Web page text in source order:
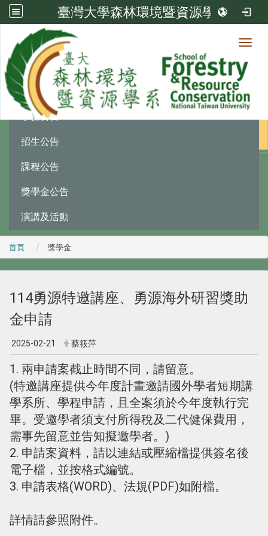
臺灣大學森林環境暨資源學系
最新消息
系務公告
招生公告
課程公告
獎學金公告
演講及活動
首頁 獎學金
114勇源特邀講座、勇源海外研習獎助
金申請
2025-02-21 蔡筱萍
1. 兩申請案截止時間不同，請留意。
(特邀講座提供今年度計畫邀請國外學者短期講
學系所、學程申請，且全案須於今年度執行完
畢。受邀學者須支付所得稅及二代健保費用，
需事先留意並告知擬邀學者。)
2. 申請案資料，請以連結或壓縮檔提供簽名後
電子檔，並按格式編號。
3. 申請表格(WORD)、法規(PDF)如附檔。
詳情請參照附件。